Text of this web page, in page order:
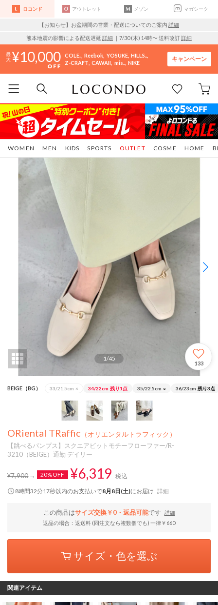
ロコンド アウトレット メゾン マガシーク
【お知らせ】お盆期間の営業・配送についてのご案内 詳細
熊本地震の影響による配送遅延 詳細 ｜7/30 (木) 14時〜 送料改訂詳細
10,000 COLE.. Reebok YOSUKE HILLS..
Z-CRAFT CAWAII mis.. NIKE
キャンペーン
WOMEN MEN KIDS SPORTS COSME HOME
OUTLET
1/45
133
BEIGE（BG） 33/21.5cm × 34/22cm 残り1点 35/22.5cm ○ 36/23cm 残り3点
ORiental TRaffic （オリエンタルトラフィック）
【跳べるパンプス】スクエアビットモチーフローファー/R-
3210（BEIGE）通勤 デイリー
¥7,900 20%OFF ¥6,319 税込
8時間32分16秒以内のお支払いで8月8日(土)にお届け 詳細
この商品はサイズ交換￥0・返品可能です
詳細
返品の場合：返送料 (同注文なら複数個でも) 一律￥660
サイズ・色を選ぶ
関連アイテム